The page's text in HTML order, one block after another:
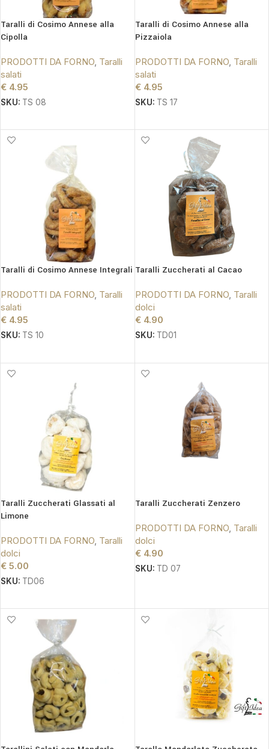
Taralli di Cosimo Annese alla
Cipolla
PRODOTTI DA FORNO Taralli
salati
€ 4.95
SKU: TS 08
Taralli di Cosimo Annese alla
Pizzaiola
PRODOTTI DA FORNO, Taralli
salati
€4.95
SKU: TS 17
Taralli di Cosimo Annese Integrali
PRODOTTI DA FORNO, Taralli
salati
€ 4.95
SKU: TS 10
Taralli Zuccherati al Cacao
PRODOTTI DA FORNO, Taralli
dolci
€4.90
SKU: TD01
Taralli Zuccherati Glassati al
Limone
PRODOTTI DA FORNO, Taralli
dolci
€ 5.00
SKU: TD06
Taralli Zuccherati Zenzero
PRODOTTI DA FORNO, Taralli
dolci
€4.90
SKU: TD 07